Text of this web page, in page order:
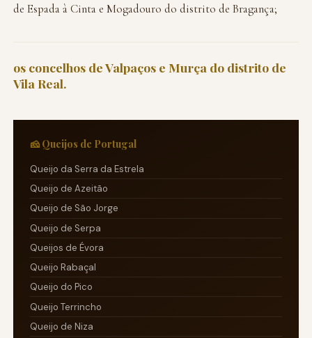
de Espada à Cinta e Mogadouro do distrito de Bragança;
os concelhos de Valpaços e Murça do distrito de
Vila Real.
🧀 Queijos de Portugal
Queijo da Serra da Estrela
Queijo de Azeitão
Queijo de São Jorge
Queijo de Serpa
Queijos de Évora
Queijo Rabaçal
Queijo do Pico
Queijo Terrincho
Queijo de Niza